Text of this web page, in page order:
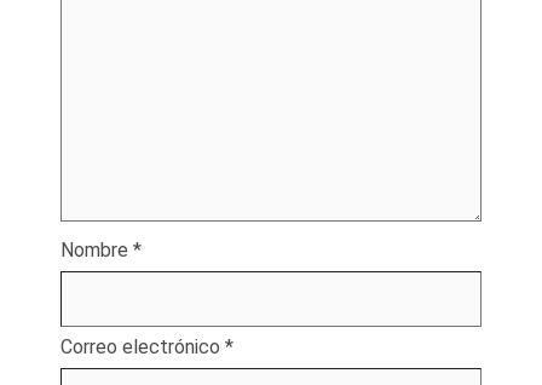
Nombre *
Correo electrónico *